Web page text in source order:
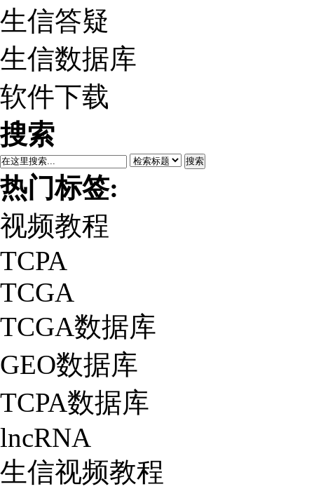
生信答疑
生信数据库
软件下载
搜索
搜索
热门标签:
视频教程
TCPA
TCGA
TCGA数据库
GEO数据库
TCPA数据库
lncRNA
生信视频教程